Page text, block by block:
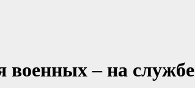
военных – на службе